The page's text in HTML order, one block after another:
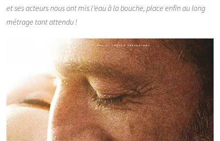
et ses acteurs nous ont mis l’eau à la bouche, place enfin au long
métrage tant attendu !